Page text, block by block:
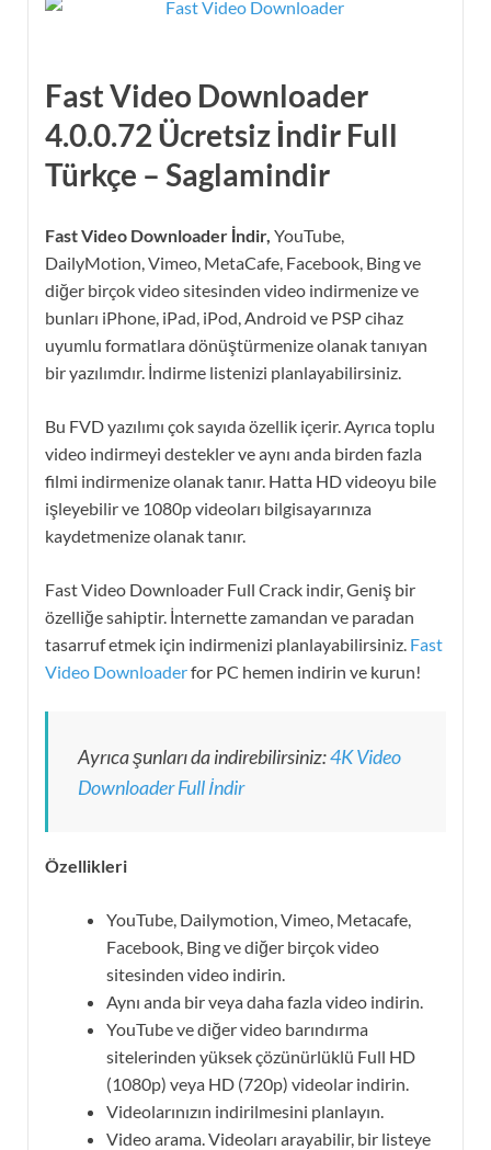
Fast Video Downloader
4.0.0.72 Ücretsiz İndir Full
Türkçe – Saglamindir
Fast Video Downloader İndir, YouTube,
DailyMotion, Vimeo, MetaCafe, Facebook, Bing ve
diğer birçok video sitesinden video indirmenize ve
bunları iPhone, iPad, iPod, Android ve PSP cihaz
uyumlu formatlara dönüştürmenize olanak tanıyan
bir yazılımdır. İndirme listenizi planlayabilirsiniz.
Bu FVD yazılımı çok sayıda özellik içerir. Ayrıca toplu
video indirmeyi destekler ve aynı anda birden fazla
filmi indirmenize olanak tanır. Hatta HD videoyu bile
işleyebilir ve 1080p videoları bilgisayarınıza
kaydetmenize olanak tanır.
Fast Video Downloader Full Crack indir, Geniş bir
özelliğe sahiptir. İnternette zamandan ve paradan
tasarruf etmek için indirmenizi planlayabilirsiniz. Fast
Video Downloaderfor PC hemen indirin ve kurun!
Ayrıca şunları da indirebilirsiniz:4K Video
Downloader Full İndir
Özellikleri
YouTube, Dailymotion, Vimeo, Metacafe,
Facebook, Bing ve diğer birçok video
sitesinden video indirin.
Aynı anda bir veya daha fazla video indirin.
YouTube ve diğer video barındırma
sitelerinden yüksek çözünürlüklü Full HD
(1080p) veya HD (720p) videolar indirin.
Videolarınızın indirilmesini planlayın.
Video arama. Videoları arayabilir, bir listeye